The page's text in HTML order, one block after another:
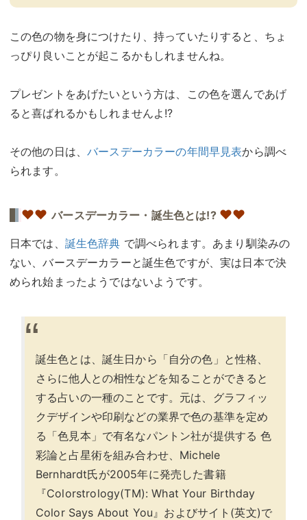
この色の物を身につけたり、持っていたりすると、ちょ
っぴり良いことが起こるかもしれませんね。
プレゼントをあげたいという方は、この色を選んであげ
ると喜ばれるかもしれませんよ!?
その他の日は、バースデーカラーの年間早見表から調べ
られます。
♥♥ バースデーカラー・誕生色とは!? ♥♥
日本では、 誕生色辞典 で調べられます。あまり馴染みの
ない、バースデーカラーと誕生色ですが、実は日本で決
められ始まったようではないようです。
誕生色とは、誕生日から「自分の色」と性格、
さらに他人との相性などを知ることができると
する占いの一種のことです。元は、グラフィッ
クデザインや印刷などの業界で色の基準を定め
る「色見本」で有名なパントン社が提供する 色
彩論と占星術を組み合わせ、Michele
Bernhardt氏が2005年に発売した書籍
『Colorstrology(TM): What Your Birthday
Color Says About You』およびサイト(英文)で